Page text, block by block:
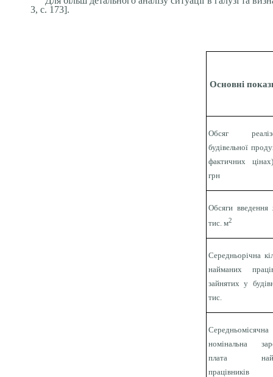
3, с. 173].
Основні
Обсяг
будівельної
фактичних
грн
Обсяги введення
тис. м2
Середньорічна
найманих
зайнятих у
тис.
Середньомісячна
номінальна
плата